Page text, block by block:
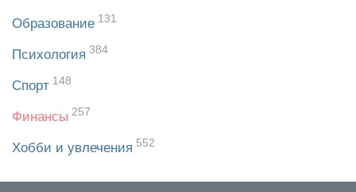
Образование 131
Психология 384
Спорт 148
Финансы 257
Хобби и увлечения 552